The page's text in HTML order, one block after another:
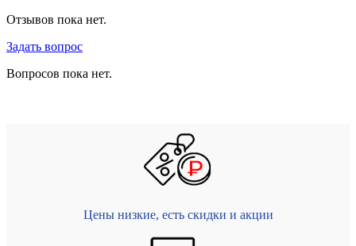
Отзывов пока нет.
Задать вопрос
Вопросов пока нет.
Цены низкие, есть скидки и акции